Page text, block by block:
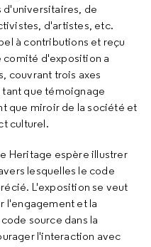
de
d'artistes, etc.
à contributions et reçu
comité d'exposition a
couvrant trois axes
que témoignage
que miroir de la société et
culturel.
Heritage espère illustrer
lesquelles le code
L'exposition se veut
l'engagement et la
source dans la
l'interaction avec